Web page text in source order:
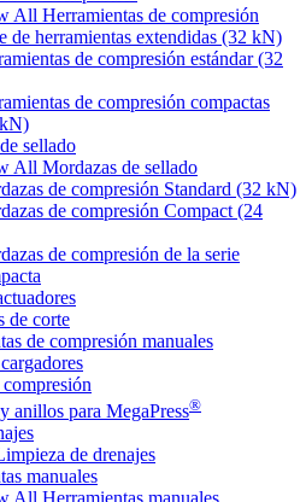
All Herramientas de compresión
de herramientas extendidas (32 kN)
de compresión estándar (32
de compresión compactas
sellado
All Mordazas de sellado
de compresión Standard (32 kN)
de compresión Compact (24
de compresión de la serie
de corte
de compresión manuales
anillos para MegaPress®
de drenajes
manuales
All Herramientas manuales